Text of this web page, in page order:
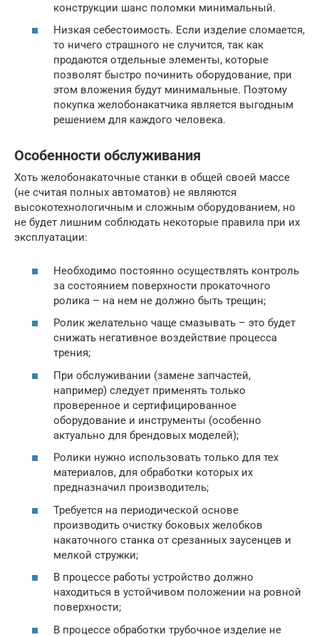
конструкции шанс поломки минимальный.
Низкая себестоимость. Если изделие сломается,
то ничего страшного не случится, так как
продаются отдельные элементы, которые
позволят быстро починить оборудование, при
этом вложения будут минимальные. Поэтому
покупка желобонакатчика является выгодным
решением для каждого человека.
Особенности обслуживания
Хоть желобонакаточные станки в общей своей массе
(не считая полных автоматов) не являются
высокотехнологичным и сложным оборудованием, но
не будет лишним соблюдать некоторые правила при их
эксплуатации:
Необходимо постоянно осуществлять контроль
за состоянием поверхности прокаточного
ролика – на нем не должно быть трещин;
Ролик желательно чаще смазывать – это будет
снижать негативное воздействие процесса
трения;
При обслуживании (замене запчастей,
например) следует применять только
проверенное и сертифицированное
оборудование и инструменты (особенно
актуально для брендовых моделей);
Ролики нужно использовать только для тех
материалов, для обработки которых их
предназначил производитель;
Требуется на периодической основе
производить очистку боковых желобков
накаточного станка от срезанных заусенцев и
мелкой стружки;
В процессе работы устройство должно
находиться в устойчивом положении на ровной
поверхности;
В процессе обработки трубочное изделие не